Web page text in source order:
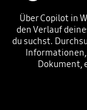
Über Copilot in
den Verlauf
du suchst.
Informationen,
Dokument,